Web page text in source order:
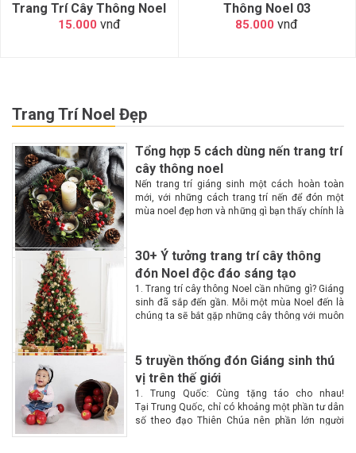
Trang Trí Cây Thông Noel
15.000 vnđ
Thông Noel 03
85.000 vnđ
Trang Trí Noel Đẹp
Tổng hợp 5 cách dùng nến trang trí
cây thông noel
Nến trang trí giáng sinh một cách hoàn toàn
mới, với những cách trang trí nến để đón một
mùa noel đẹp hơn và những gì bạn thấy chính là
30+ Ý tưởng trang trí cây thông
đón Noel độc đáo sáng tạo
1. Trang trí cây thông Noel cần những gì? Giáng
sinh đã sắp đến gần. Mỗi một mùa Noel đến là
chúng ta sẽ bắt gặp những cây thông với muôn
5 truyền thống đón Giáng sinh thú
vị trên thế giới
1. Trung Quốc: Cùng tặng táo cho nhau!
Tại Trung Quốc, chỉ có khoảng một phần tư dân
số theo đạo Thiên Chúa nên phần lớn người